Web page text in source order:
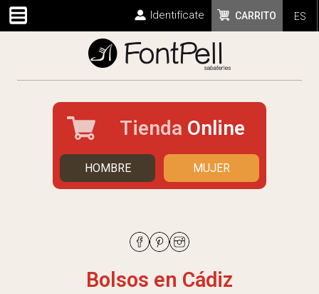
ES
CARRITO
Identifícate
Tienda Online
HOMBRE MUJER
Bolsos en Cádiz